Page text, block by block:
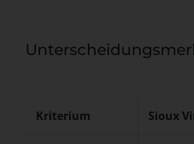
Kriterium Sioux